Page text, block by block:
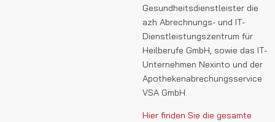
Gesundheitsdienstleister die
azh Abrechnungs- und IT-
Dienstleistungszentrum für
Heilberufe GmbH, sowie das IT-
Unternehmen Nexinto und der
Apothekenabrechungsservice
VSA GmbH.
Hier finden Sie die gesamte